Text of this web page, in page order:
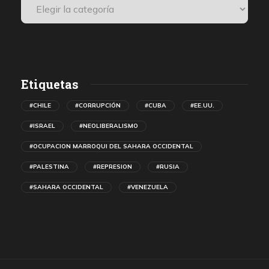
Etiquetas
#CHILE #CORRUPCIÓN #CUBA #EE.UU.
#ISRAEL #NEOLIBERALISMO
#OCUPACION MARROQUI DEL SAHARA OCCIDENTAL
#PALESTINA #REPRESION #RUSIA
#SAHARA OCCIDENTAL #VENEZUELA